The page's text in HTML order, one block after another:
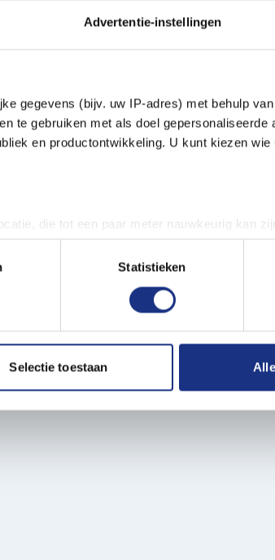
Advertentie-instellingen
gegevens (bijv. uw IP-adres) met behulp
te gebruiken met als doel gepersonaliseerde
en productontwikkeling. U kunt kiezen
die tot een paar meter nauwkeurig kan
op specifieke eigenschappen
verwerkt en stel uw voorkeuren in het
de Cookieverklaring.
over uw gebruik van onze site met onze
deze gegevens combineren met andere
Statistieken
Selectie toestaan
a
Properties